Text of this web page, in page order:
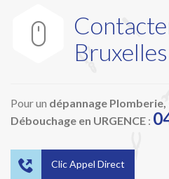

Pour un dépannage
Débouchage en URGENCE :
 Clic Appel Direct